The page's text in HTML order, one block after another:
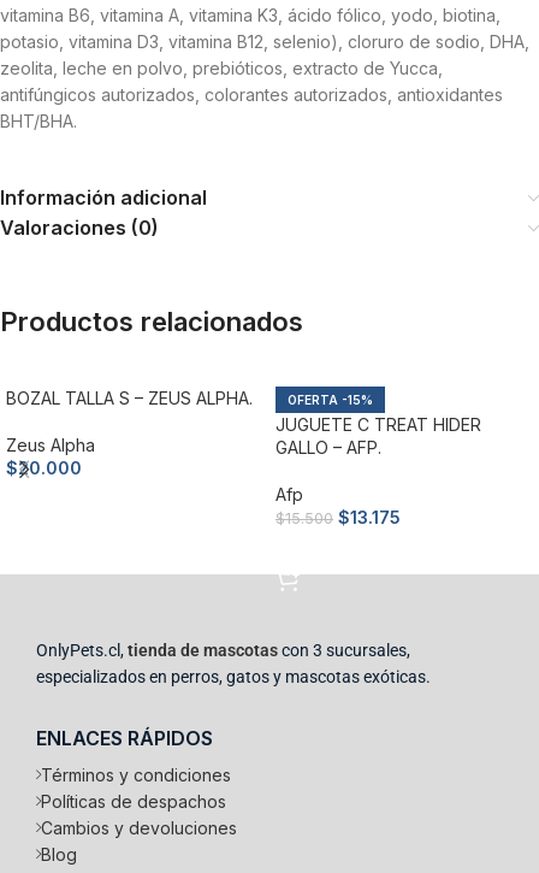
vitamina B6, vitamina A, vitamina K3, ácido fólico, yodo, biotina,
potasio, vitamina D3, vitamina B12, selenio), cloruro de sodio, DHA,
zeolita, leche en polvo, prebióticos, extracto de Yucca,
antifúngicos autorizados, colorantes autorizados, antioxidantes
BHT/BHA.
Información adicional
Valoraciones (0)
Productos relacionados
BOZAL TALLA S – ZEUS ALPHA.
Zeus Alpha
$20.000
-15%
JUGUETE C TREAT HIDER
GALLO – AFP.
Afp
$15.500 $13.175
OnlyPets.cl,tienda de mascotascon 3 sucursales,
especializados en perros, gatos y mascotas exóticas.
ENLACES RÁPIDOS
Términos y condiciones
Políticas de despachos
Cambios y devoluciones
Blog